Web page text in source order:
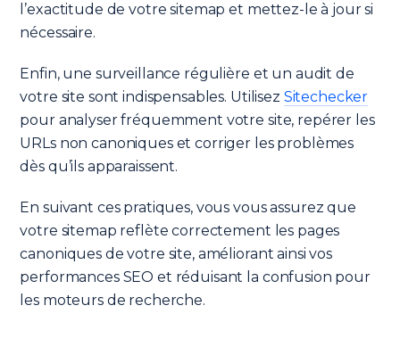
l’exactitude de votre sitemap et mettez-le à jour si
nécessaire.
Enfin, une surveillance régulière et un audit de
votre site sont indispensables. Utilisez Sitechecker
pour analyser fréquemment votre site, repérer les
URLs non canoniques et corriger les problèmes
dès qu’ils apparaissent.
En suivant ces pratiques, vous vous assurez que
votre sitemap reflète correctement les pages
canoniques de votre site, améliorant ainsi vos
performances SEO et réduisant la confusion pour
les moteurs de recherche.